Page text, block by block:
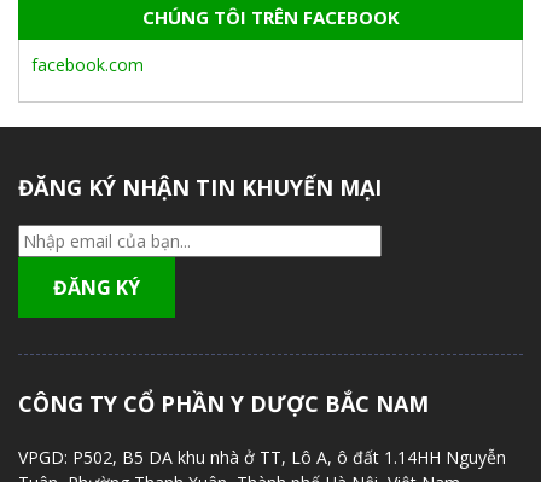
CHÚNG TÔI TRÊN FACEBOOK
facebook.com
ĐĂNG KÝ NHẬN TIN KHUYẾN MẠI
CÔNG TY CỔ PHẦN Y DƯỢC BẮC NAM
VPGD: P502, B5 DA khu nhà ở TT, Lô A, ô đất 1.14HH Nguyễn